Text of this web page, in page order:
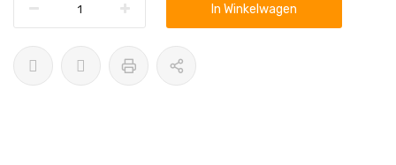
In Winkelwagen